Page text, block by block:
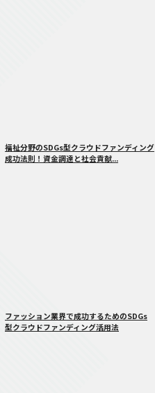
福祉分野のSDGs型クラウドファンディング
成功法則！資金調達と社会貢献...
ファッション業界で成功するためのSDGs
型クラウドファンディング活用法